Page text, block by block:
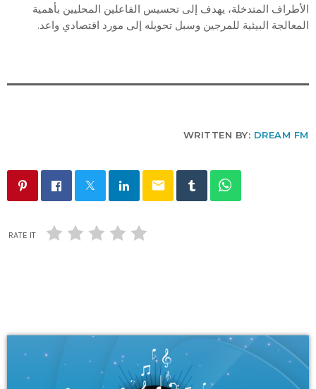
الأطراف المتدخلة، يهدف إلى تحسيس الفاعلين المحليين بأهمية
المعالجة البيئية للمرجين وسبل تحويله إلى مورد اقتصادي واعد.
WRITTEN BY: DREAM FM
email
RATE IT